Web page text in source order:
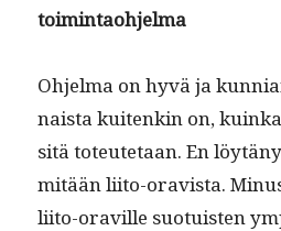
toimintaohjelma
Ohjel­ma on hyvä ja
naista kuitenkin on,
sitä toteutetaan. En
mitään liito-orav­ista.
liito-orav­ille suo­tu­is­ten